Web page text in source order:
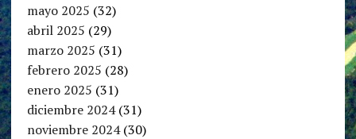
mayo 2025 (32)
abril 2025 (29)
marzo 2025 (31)
febrero 2025 (28)
enero 2025 (31)
diciembre 2024(31)
noviembre 2024(30)